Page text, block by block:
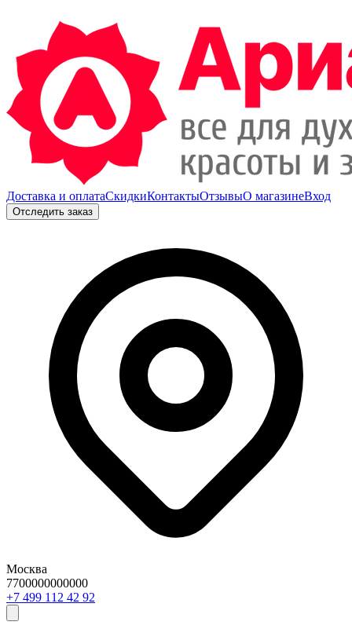
Доставка и оплатаСкидкиКонтактыОтзывыО магазинеВход
Отследить заказ
Москва
7700000000000
29 24 211 994 7+